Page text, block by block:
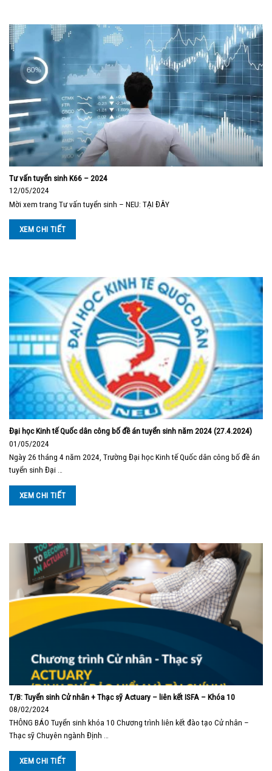
Tư vấn tuyển sinh K66 – 2024
12/05/2024
Mời xem trang Tư vấn tuyển sinh – NEU: TẠI ĐÂY
XEM CHI TIẾT
Đại học Kinh tế Quốc dân công bố đề án tuyển sinh năm 2024 (27.4.2024)
01/05/2024
Ngày 26 tháng 4 năm 2024, Trường Đại học Kinh tế Quốc dân công bố đề án
tuyển sinh Đại …
XEM CHI TIẾT
T/B: Tuyển sinh Cử nhân + Thạc sỹ Actuary – liên kết ISFA – Khóa 10
08/02/2024
THÔNG BÁO Tuyển sinh khóa 10 Chương trình liên kết đào tạo Cử nhân –
Thạc sỹ Chuyên ngành Định …
XEM CHI TIẾT